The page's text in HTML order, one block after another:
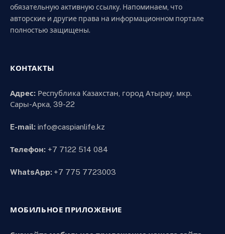
обязательную активную ссылку. Напоминаем, что
авторские и другие права на информационном портале
полностью защищены.
КОНТАКТЫ
Адрес: Республика Казахстан, город Атырау, мкр.
Сары-Арка, 39-22
E-mail: info@caspianlife.kz
Телефон: +7 7122 514 084
WhatsApp: +7 775 7723003
МОБИЛЬНОЕ ПРИЛОЖЕНИЕ